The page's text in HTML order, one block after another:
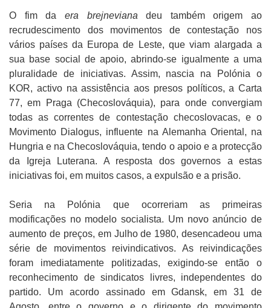
O fim da era brejneviana deu também origem ao
recrudescimento dos movimentos de contestação nos
vários países da Europa de Leste, que viam alargada a
sua base social de apoio, abrindo-se igualmente a uma
pluralidade de iniciativas. Assim, nascia na Polónia o
KOR, activo na assistência aos presos políticos, a Carta
77, em Praga (Checoslováquia), para onde convergiam
todas as correntes de contestação checoslovacas, e o
Movimento Dialogus, influente na Alemanha Oriental, na
Hungria e na Checoslováquia, tendo o apoio e a protecção
da Igreja Luterana. A resposta dos governos a estas
iniciativas foi, em muitos casos, a expulsão e a prisão.
Seria na Polónia que ocorreriam as primeiras
modificações no modelo socialista. Um novo anúncio de
aumento de preços, em Julho de 1980, desencadeou uma
série de movimentos reivindicativos. As reivindicações
foram imediatamente politizadas, exigindo-se então o
reconhecimento de sindicatos livres, independentes do
partido. Um acordo assinado em Gdansk, em 31 de